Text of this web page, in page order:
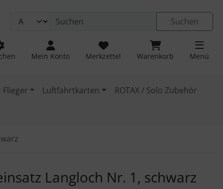
Suchen
Mein Konto Merkzettel Warenkorb Menü
Luftfahrtkarten ROTAX / Solo Zubehör
Langloch Nr. 1, schwarz